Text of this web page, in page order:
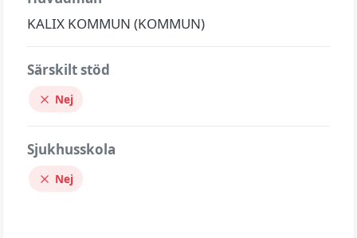
KALIX KOMMUN (KOMMUN)
Särskilt stöd
Nej
Sjukhusskola
Nej